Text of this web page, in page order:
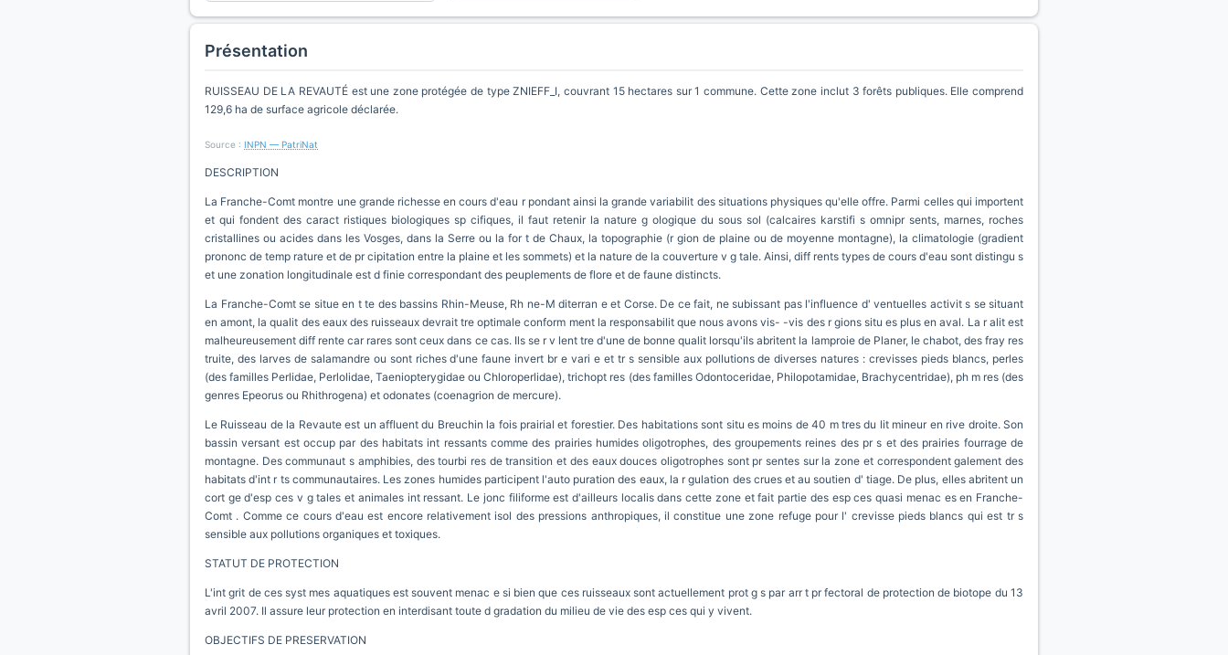
Présentation
RUISSEAU DE LA REVAUTÉ est une zone protégée de type ZNIEFF_I, couvrant 15 hectares sur 1 commune. Cette zone inclut 3 forêts publiques. Elle comprend
129,6 ha de surface agricole déclarée.
Source : INPN — PatriNat
DESCRIPTION
La Franche-Comt montre une grande richesse en cours d'eau r pondant ainsi la grande variabilit des situations physiques qu'elle offre. Parmi celles qui importent
et qui fondent des caract ristiques biologiques sp cifiques, il faut retenir la nature g ologique du sous sol (calcaires karstifi s omnipr sents, marnes, roches
cristallines ou acides dans les Vosges, dans la Serre ou la for t de Chaux, la topographie (r gion de plaine ou de moyenne montagne), la climatologie (gradient
prononc de temp rature et de pr cipitation entre la plaine et les sommets) et la nature de la couverture v g tale. Ainsi, diff rents types de cours d'eau sont distingu s
et une zonation longitudinale est d finie correspondant des peuplements de flore et de faune distincts.
La Franche-Comt se situe en t te des bassins Rhin-Meuse, Rh ne-M diterran e et Corse. De ce fait, ne subissant pas l'influence d' ventuelles activit s se situant
en amont, la qualit des eaux des ruisseaux devrait tre optimale conform ment la responsabilit que nous avons vis- -vis des r gions situ es plus en aval. La r alit est
malheureusement diff rente car rares sont ceux dans ce cas. Ils se r v lent tre d'une de bonne qualit lorsqu'ils abritent la lamproie de Planer, le chabot, des fray res
truite, des larves de salamandre ou sont riches d'une faune invert br e vari e et tr s sensible aux pollutions de diverses natures : crevisses pieds blancs, perles
(des familles Perlidae, Perlolidae, Taeniopterygidae ou Chloroperlidae), trichopt res (des familles Odontoceridae, Philopotamidae, Brachycentridae), ph m res (des
genres Epeorus ou Rhithrogena) et odonates (coenagrion de mercure).
Le Ruisseau de la Revaute est un affluent du Breuchin la fois prairial et forestier. Des habitations sont situ es moins de 40 m tres du lit mineur en rive droite. Son
bassin versant est occup par des habitats int ressants comme des prairies humides oligotrophes, des groupements reines des pr s et des prairies fourrage de
montagne. Des communaut s amphibies, des tourbi res de transition et des eaux douces oligotrophes sont pr sentes sur la zone et correspondent galement des
habitats d'int r ts communautaires. Les zones humides participent l'auto puration des eaux, la r gulation des crues et au soutien d' tiage. De plus, elles abritent un
cort ge d'esp ces v g tales et animales int ressant. Le jonc filiforme est d'ailleurs localis dans cette zone et fait partie des esp ces quasi menac es en Franche-
Comt . Comme ce cours d'eau est encore relativement isol des pressions anthropiques, il constitue une zone refuge pour l' crevisse pieds blancs qui est tr s
sensible aux pollutions organiques et toxiques.
STATUT DE PROTECTION
L'int grit de ces syst mes aquatiques est souvent menac e si bien que ces ruisseaux sont actuellement prot g s par arr t pr fectoral de protection de biotope du 13
avril 2007. Il assure leur protection en interdisant toute d gradation du milieu de vie des esp ces qui y vivent.
OBJECTIFS DE PRESERVATION